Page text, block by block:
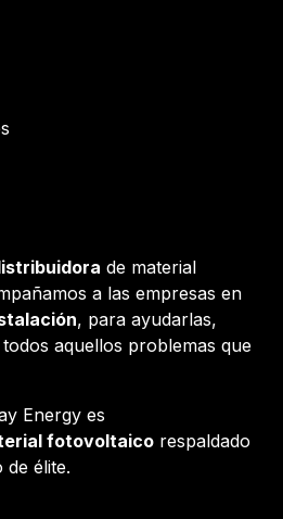
de material
a las empresas en
, para ayudarlas,
aquellos problemas que
Energy es
fotovoltaico respaldado
élite.